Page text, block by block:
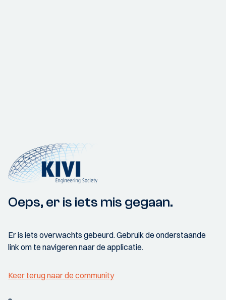
Oeps, er is iets mis gegaan.
Er is iets overwachts gebeurd. Gebruik de onderstaande
link om te navigeren naar de applicatie.
Keer terug naar de community